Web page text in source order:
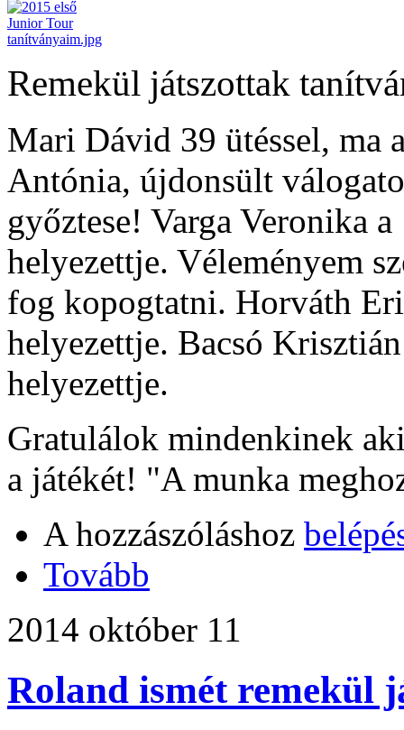
Remekül játszottak
Mari Dávid 39 ütéssel, ma
Antónia, újdonsült
győztese! Varga Veronika
helyezettje. Véleményem
fog kopogtatni. Horváth
helyezettje. Bacsó
helyezettje.
Gratulálok mindenkinek
a játékét! "A munka
A hozzászóláshoz
Tovább
2014 október 11
Roland ismét remekül